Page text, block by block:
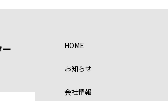
HOME
お知らせ
会社情報